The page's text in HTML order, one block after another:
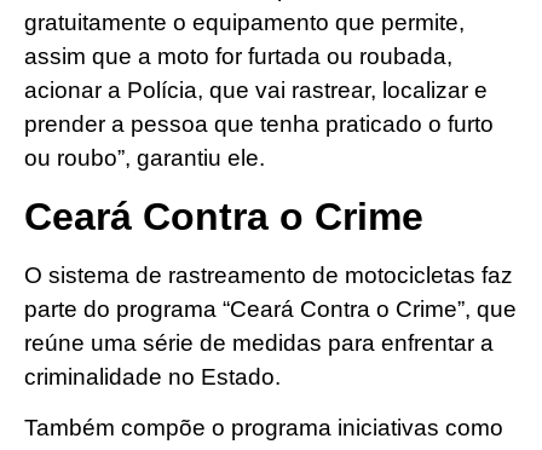
gratuitamente o equipamento que permite,
assim que a moto for furtada ou roubada,
acionar a Polícia, que vai rastrear, localizar e
prender a pessoa que tenha praticado o furto
ou roubo”, garantiu ele.
Ceará Contra o Crime
O sistema de rastreamento de motocicletas faz
parte do programa “Ceará Contra o Crime”, que
reúne uma série de medidas para enfrentar a
criminalidade no Estado.
Também compõe o programa iniciativas como